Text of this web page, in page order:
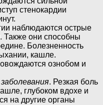
стенокардии
наблюдаются острые
Также они способны
Болезненность
кашле.
ознобом и
. Резкая боль
глубоком вдохе и
на другие органы